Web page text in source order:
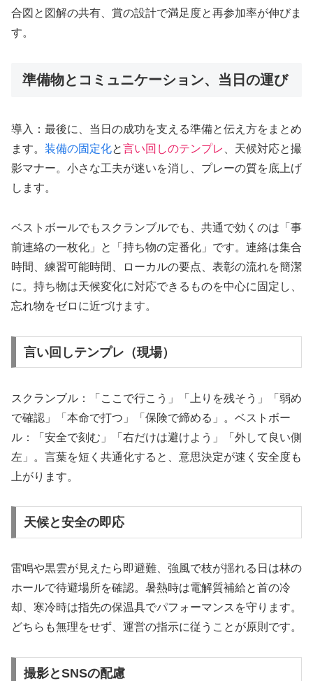
合図と図解の共有、賞の設計で満足度と再参加率が伸びま
す。
準備物とコミュニケーション、当日の運び
導入：最後に、当日の成功を支える準備と伝え方をまとめ
ます。 装備の固定化と言い回しのテンプレ
、天候対応と撮
影マナー。小さな工夫が迷いを消し、プレーの質を底上げ
します。
ベストボールでもスクランブルでも、共通で効くのは「事
前連絡の一枚化」と「持ち物の定番化」です。連絡は集合
時間、練習可能時間、ローカルの要点、表彰の流れを簡潔
に。持ち物は天候変化に対応できるものを中心に固定し、
忘れ物をゼロに近づけます。
言い回しテンプレ（現場）
スクランブル：「ここで行こう」「上りを残そう」「弱め
で確認」「本命で打つ」「保険で締める」。ベストボー
ル：「安全で刻む」「右だけは避けよう」「外して良い側
左」。言葉を短く共通化すると、意思決定が速く安全度も
上がります。
天候と安全の即応
雷鳴や黒雲が見えたら即避難、強風で枝が揺れる日は林の
ホールで待避場所を確認。暑熱時は電解質補給と首の冷
却、寒冷時は指先の保温具でパフォーマンスを守ります。
どちらも無理をせず、運営の指示に従うことが原則です。
撮影とSNSの配慮